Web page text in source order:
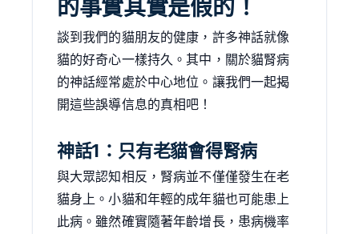
的事實其實是假的！
談到我們的貓朋友的健康，許多神話就像
貓的好奇心一樣持久。其中，關於貓腎病
的神話經常處於中心地位。讓我們一起揭
開這些誤導信息的真相吧！
神話1：只有老貓會得腎病
與大眾認知相反，腎病並不僅僅發生在老
貓身上。小貓和年輕的成年貓也可能患上
此病。雖然確實隨著年齡增長，患病機率